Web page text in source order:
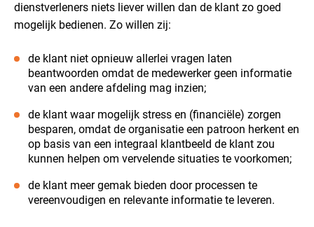
dienstverleners niets liever willen dan de klant zo goed
mogelijk bedienen. Zo willen zij:
de klant niet opnieuw allerlei vragen laten
beantwoorden omdat de medewerker geen informatie
van een andere afdeling mag inzien;
de klant waar mogelijk stress en (financiële) zorgen
besparen, omdat de organisatie een patroon herkent en
op basis van een integraal klantbeeld de klant zou
kunnen helpen om vervelende situaties te voorkomen;
de klant meer gemak bieden door processen te
vereenvoudigen en relevante informatie te leveren.